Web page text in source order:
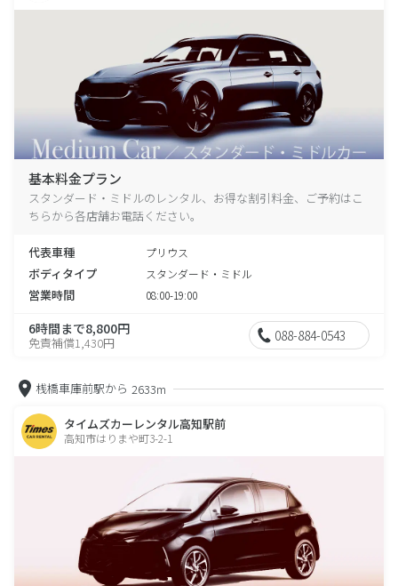
基本料金プラン
スタンダード・ミドルのレンタル、お得な割引料金、ご予約はこ
ちらから各店舗お電話ください。
代表車種 プリウス
ボディタイプ スタンダード・ミドル
営業時間 08:00-19:00
6時間まで8,800円
免責補償1,430円 088-884-0543
桟橋車庫前駅から 2633m
タイムズカーレンタル高知駅前
高知市はりまや町3-2-1